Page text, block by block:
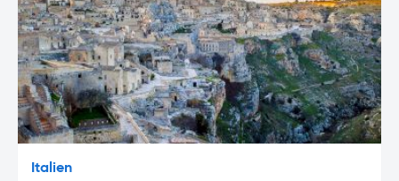
Italien